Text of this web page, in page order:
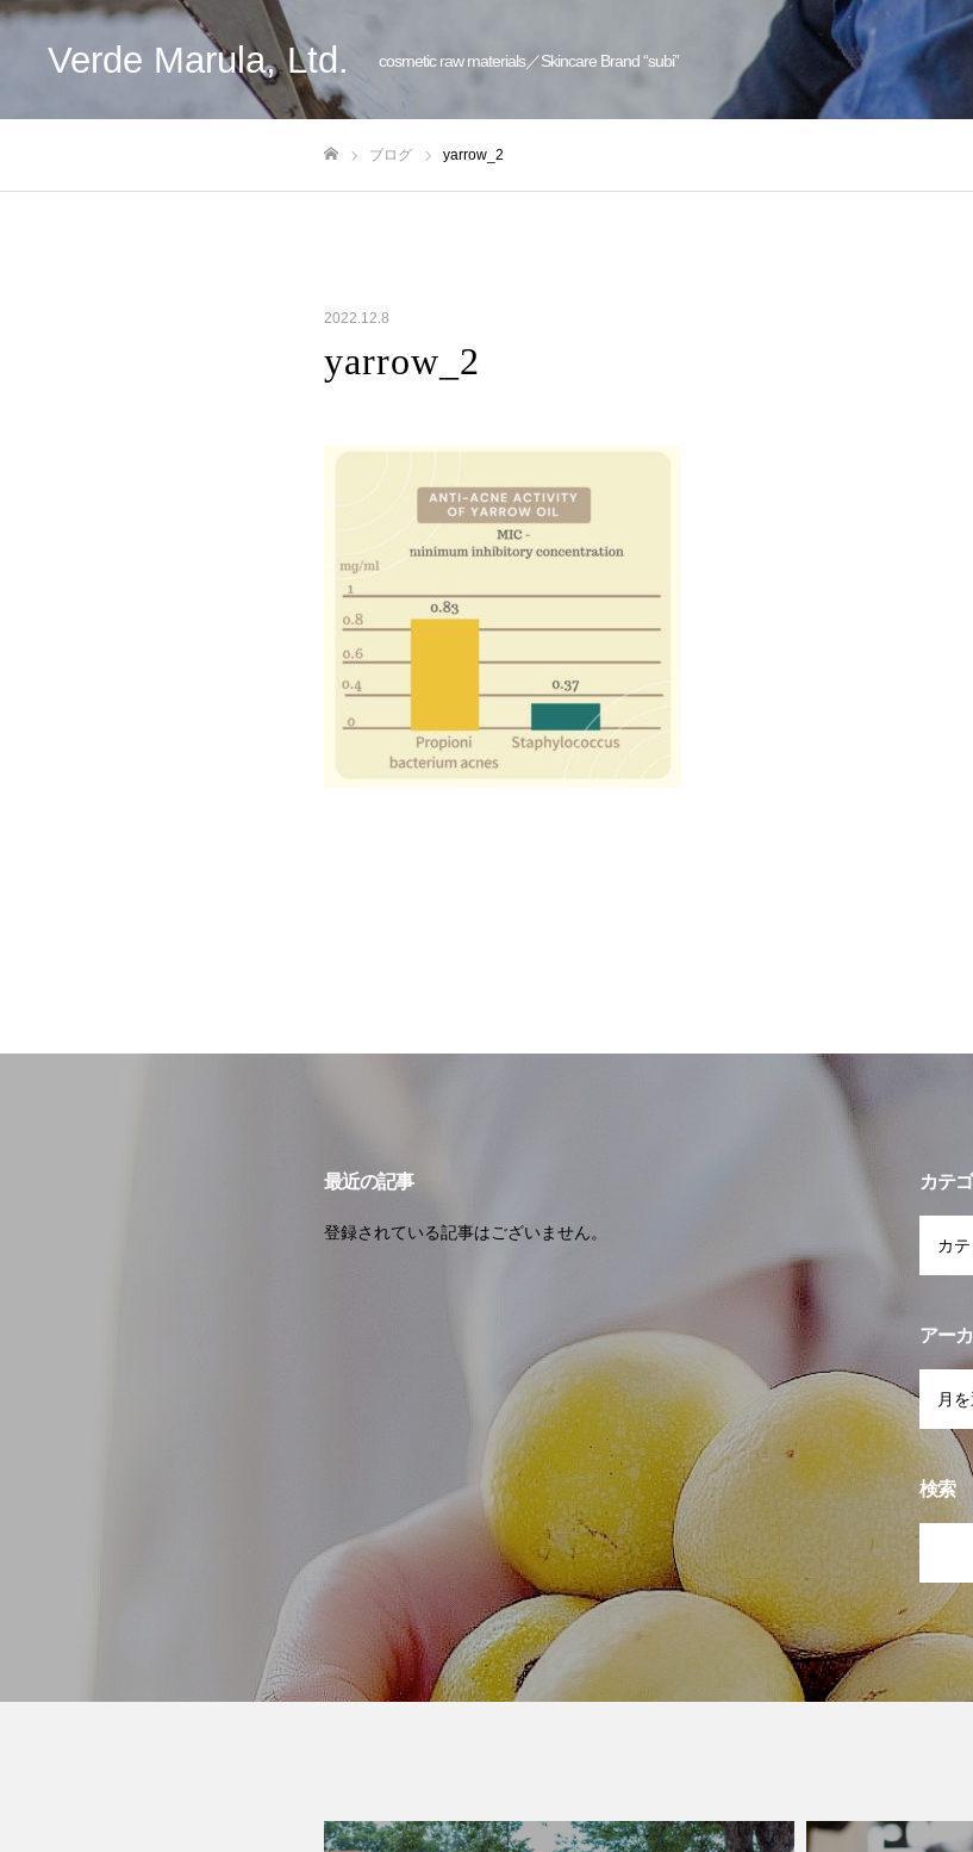
Verde Marula, Ltd. cosmetic raw materials／Skincare Brand “subi”
ブログ yarrow_2
2022.12.8
yarrow_2
最近の記事
登録されている記事はございません。
カテ
アー
検索